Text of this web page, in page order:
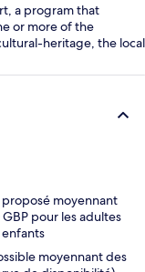
a program that
or more of the
heritage, the local
moyennant
pour les adultes
enfants
moyennant des